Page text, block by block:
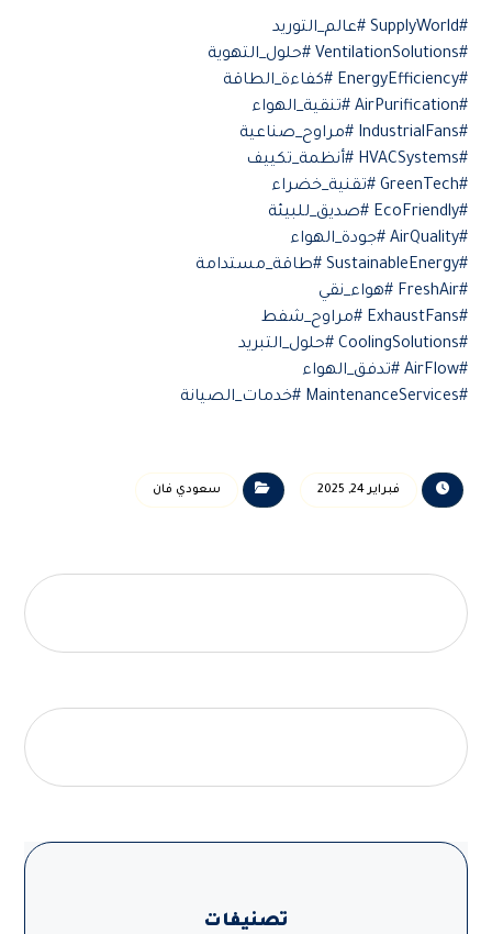
#SupplyWorld #عالم_التوريد
#VentilationSolutions #حلول_التهوية
#EnergyEfficiency #كفاءة_الطاقة
#AirPurification #تنقية_الهواء
#IndustrialFans #مراوح_صناعية
#HVACSystems #أنظمة_تكييف
#GreenTech #تقنية_خضراء
#EcoFriendly #صديق_للبيئة
#AirQuality #جودة_الهواء
#SustainableEnergy #طاقة_مستدامة
#FreshAir #هواء_نقي
#ExhaustFans #مراوح_شفط
#CoolingSolutions #حلول_التبريد
#AirFlow #تدفق_الهواء
#MaintenanceServices #خدمات_الصيانة
فبراير 24, 2025 سعودي فان
تصنيفات